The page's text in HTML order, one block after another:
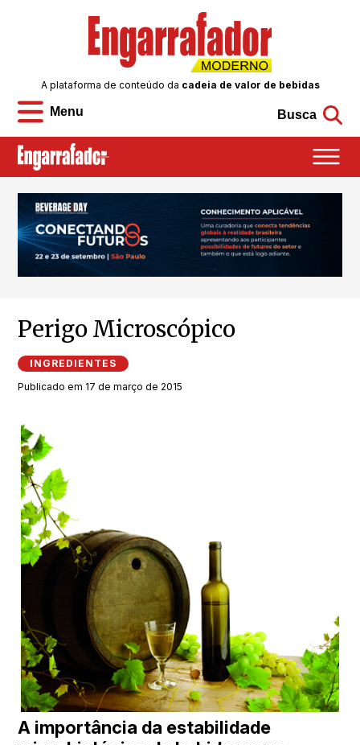
Menu
A plataforma de conteúdo da cadeia de valor de bebidas
Busca
Perigo Microscópico
INGREDIENTES
Publicado em 17 de março de 2015
A importância da estabilidade